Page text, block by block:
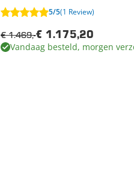
5/5(1 Review)
€ 1.175,20
€ 1.469,-
Vandaag besteld, morgen